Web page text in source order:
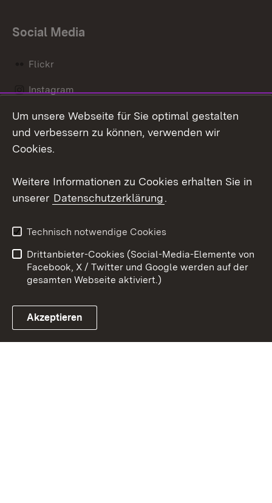
Social Media
Flickr
Instagram
Social Wall
Link zum Landesportal
Barrierefreiheit
Benutzungshinweise
Impressum
Cookies
Um unsere Webseite für Sie optimal gestalten
und verbessern zu können, verwenden wir
Cookies.
Weitere Informationen zu Cookies erhalten Sie in
unserer Datenschutzerklärung.
Technisch notwendige Cookies
Drittanbieter-Cookies (Social-Media-Elemente von
Facebook, X / Twitter und Google werden auf der
gesamten Webseite aktiviert.)
Akzeptieren